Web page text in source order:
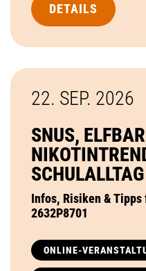
DETAILS
22. SEP. 2026
SNUS,
SCHULALLTAG
Infos, Risiken & Tipps
2632P8701
ONLINE-